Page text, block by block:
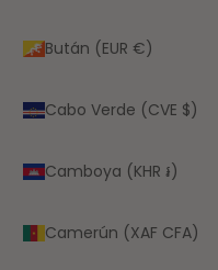
Bután (EUR €)
Cabo Verde (CVE $)
Camboya (KHR ៛)
Camerún (XAF CFA)